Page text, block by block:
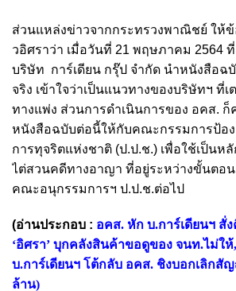
ส่วนแหล่งข่าวจากกระทรวงพาณิชย์ ให้
วอิศราว่า เมื่อวันที่ 21 พฤษภาคม 2564
บริษัท การ์เดียน กรุ๊ป จำกัด นำหนังสือฉ
จริง เข้าใจว่าเป็นแนวทางของบริษัทฯ ที่
ทางแพ่ง ส่วนการดำเนินการของ อคส. ก็
หนังสือฉบับต่อนี้ให้กับคณะกรรมการป้อ
การทุจริตแห่งชาติ (ป.ป.ช.) เพื่อใช้เป็นห
ไต่สวนคดีทางอาญา ที่อยู่ระหว่างขั้นตอ
คณะอนุกรรมการฯ ป.ป.ช.ต่อไป
(อ่านประกอบ : อคส. หัก บ.การ์เดียนฯ สั่
‘อิศรา’ บุกคลังสินค้าขอดูของ จนท.ไม่ให้,
บ.การ์เดียนฯ โต้กลับ อคส. ชิงบอกเลิกสั
ล้าน)